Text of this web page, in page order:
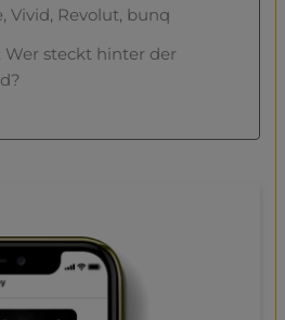
Vivid, Revolut, bunq
Wer steckt hinter der